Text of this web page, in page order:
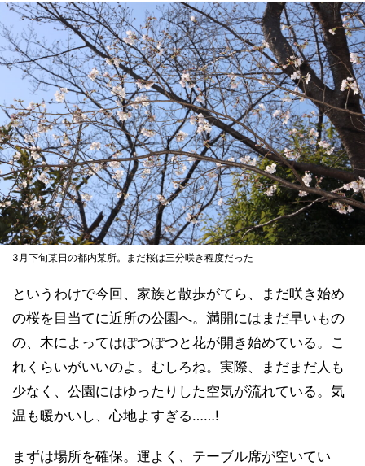
3月下旬某日の都内某所。まだ桜は三分咲き程度だった
というわけで今回、家族と散歩がてら、まだ咲き始め
の桜を目当てに近所の公園へ。満開にはまだ早いもの
の、木によってはぽつぽつと花が開き始めている。こ
れくらいがいいのよ。むしろね。実際、まだまだ人も
少なく、公園にはゆったりした空気が流れている。気
温も暖かいし、心地よすぎる……!
まずは場所を確保。運よく、テーブル席が空いてい